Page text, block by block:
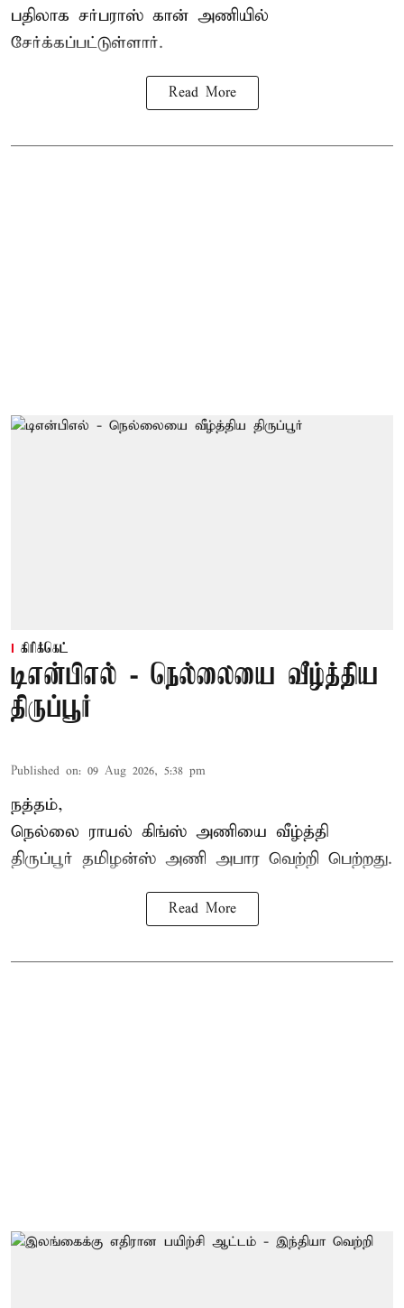
பதிலாக சர்பராஸ் கான் அணியில்
சேர்க்கப்பட்டுள்ளார்.
Read More
கிரிக்கெட்
டிஎன்பிஎல் - நெல்லையை வீழ்த்திய
திருப்பூர்
Published on: 09 Aug 2026, 5:38 pm
நத்தம்,
நெல்லை ராயல் கிங்ஸ் அணியை வீழ்த்தி
திருப்பூர் தமிழன்ஸ் அணி அபார வெற்றி பெற்றது.
Read More